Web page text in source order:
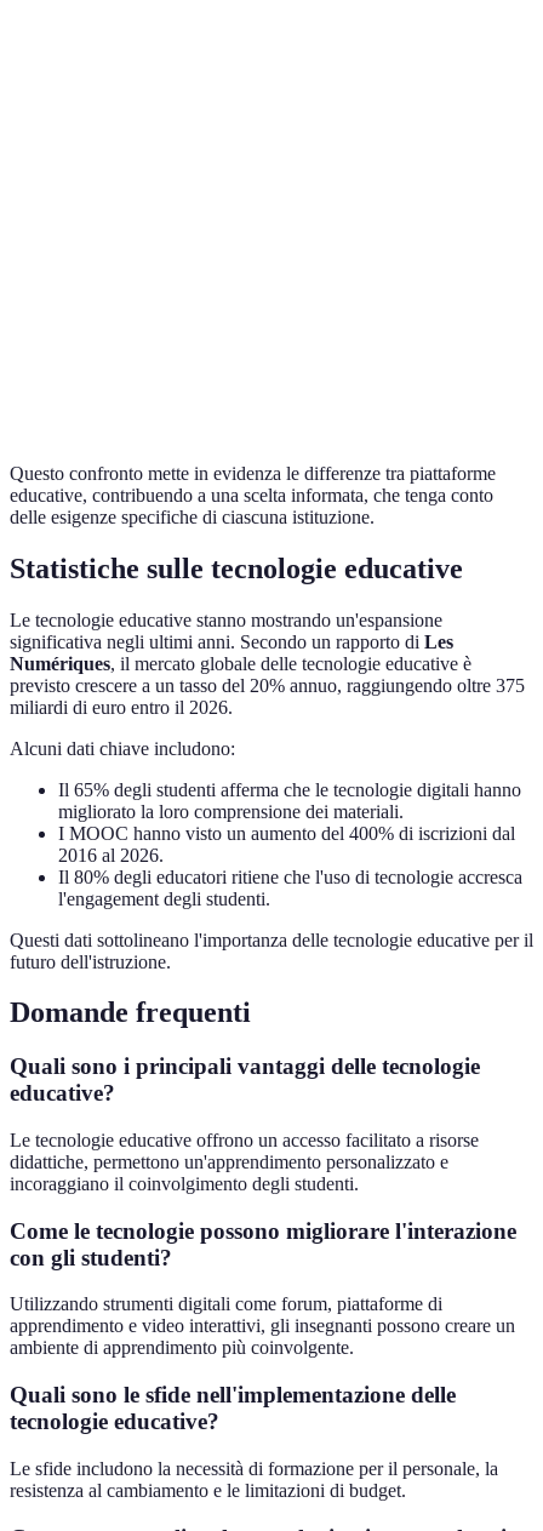
Questo confronto mette in evidenza le differenze tra piattaforme
educative, contribuendo a una scelta informata, che tenga conto
delle esigenze specifiche di ciascuna istituzione.
Statistiche sulle tecnologie educative
Le tecnologie educative stanno mostrando un'espansione
significativa negli ultimi anni. Secondo un rapporto di Les
Numériques, il mercato globale delle tecnologie educative è
previsto crescere a un tasso del 20% annuo, raggiungendo oltre 375
miliardi di euro entro il 2026.
Alcuni dati chiave includono:
Il 65% degli studenti afferma che le tecnologie digitali hanno
migliorato la loro comprensione dei materiali.
I MOOC hanno visto un aumento del 400% di iscrizioni dal
2016 al 2026.
Il 80% degli educatori ritiene che l'uso di tecnologie accresca
l'engagement degli studenti.
Questi dati sottolineano l'importanza delle tecnologie educative per il
futuro dell'istruzione.
Domande frequenti
Quali sono i principali vantaggi delle tecnologie
educative?
Le tecnologie educative offrono un accesso facilitato a risorse
didattiche, permettono un'apprendimento personalizzato e
incoraggiano il coinvolgimento degli studenti.
Come le tecnologie possono migliorare l'interazione
con gli studenti?
Utilizzando strumenti digitali come forum, piattaforme di
apprendimento e video interattivi, gli insegnanti possono creare un
ambiente di apprendimento più coinvolgente.
Quali sono le sfide nell'implementazione delle
tecnologie educative?
Le sfide includono la necessità di formazione per il personale, la
resistenza al cambiamento e le limitazioni di budget.